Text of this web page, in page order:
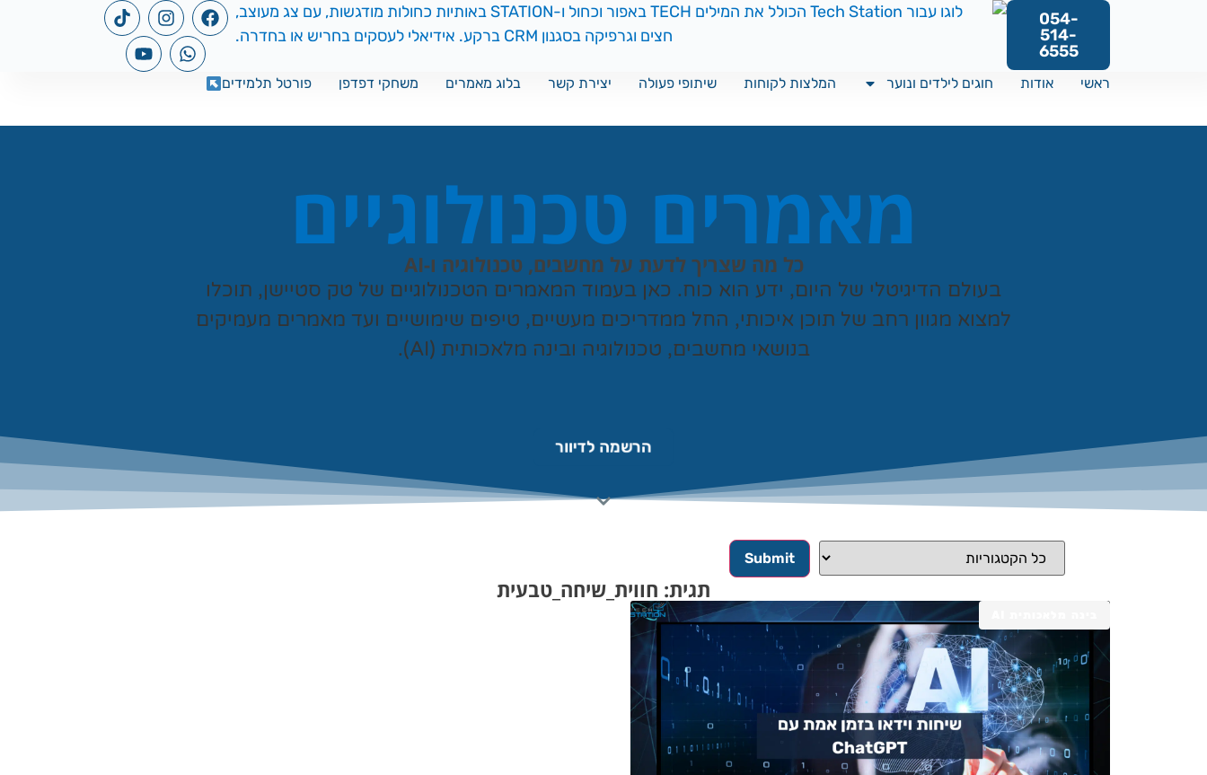
054-
514-
6555
ראשי אודות חוגים לילדים ונוער המלצות לקוחות שיתופי פעולה יצירת קשר בלוג מאמרים משחקי דפדפן פורטל תלמידים
מאמרים טכנולוגיים
כל מה שצריך לדעת על מחשבים, טכנולוגיה ו-AI
בעולם הדיגיטלי של היום, ידע הוא כוח. כאן בעמוד המאמרים הטכנולוגיים של טק סטיישן, תוכלו
למצוא מגוון רחב של תוכן איכותי, החל ממדריכים מעשיים, טיפים שימושיים ועד מאמרים מעמיקים
בנושאי מחשבים, טכנולוגיה ובינה מלאכותית (AI).
הרשמה לדיוור
תגית: חווית_שיחה_טבעית